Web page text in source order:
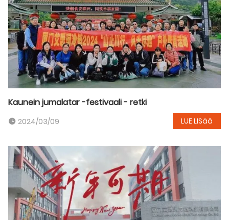
Kaunein jumalatar -festivaali - retki
2024/03/09 LUE LISää